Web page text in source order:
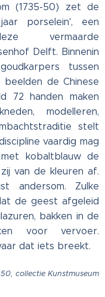
(1735-50) zet de
porselein', een
vermaarde
Delft. Binnenin
tussen
de Chinese
72 handen maken
modelleren,
stelt
vaardig mag
kobaltblauw de
van de kleuren af.
andersom. Zulke
de geest afgeleid
bakken in de
voor vervoer.
dat iets breekt.
collectie Kunstmuseum